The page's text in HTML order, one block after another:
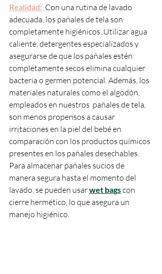
Realidad: Con una rutina de lavado
adecuada, los pañales de tela son
completamente higiénicos. Utilizar agua
caliente, detergentes especializados y
asegurarse de que los pañales estén
completamente secos elimina cualquier
bacteria o germen potencial. Además, los
materiales naturales como el algodón,
empleados en nuestros  pañales de tela,
son menos propensos a causar
irritaciones en la piel del bebé en
comparación con los productos químicos
presentes en los pañales desechables.
Para almacenar pañales sucios de
manera segura hasta el momento del
lavado, se pueden usarwet bags con
cierre hermético, lo que asegura un
manejo higiénico.